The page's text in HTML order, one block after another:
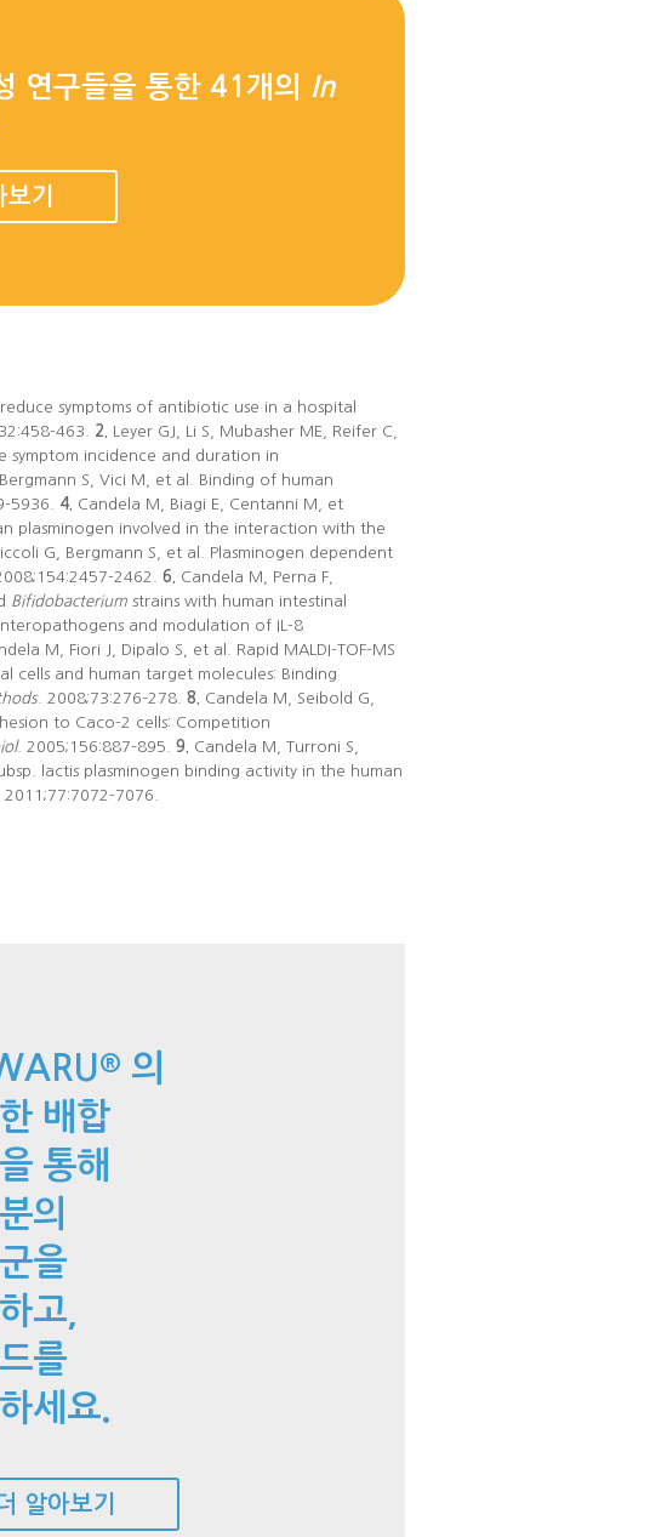
연구들을 통한 41개의 In
기
symptoms of antibiotic use in a hospital
463. 2.
Leyer GJ, Li S, Mubasher ME, Reifer C,
symptom incidence and duration in
S, Vici M, et al. Binding of human
5936. 4.
Candela M, Biagi E, Centanni M, et
plasminogen involved in the interaction with the
G, Bergmann S, et al. Plasminogen dependent
2462. 6.
Candela M, Perna F,
Bifidobacteriumstrains with human intestinal
and modulation of IL-8
M, Fiori J, Dipalo S, et al. Rapid MALDI-TOF-MS
cells and human target molecules: Binding
. 2008;73:276–278. 8.
Candela M, Seibold G,
to Caco-2 cells: Competition
. 2005;156:887–895. 9.
Candela M, Turroni S,
lactis plasminogen binding activity in the human
2011;77:7072-7076.
® 의
배합
통해
의
을
고,
를
세요.
알아보기